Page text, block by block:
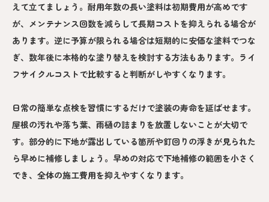
えて立てましょう。耐用年数の長い塗料は初期費用が高めです
が、メンテナンス回数を減らして長期コストを抑えられる場合が
あります。逆に予算が限られる場合は短期的に安価な塗料でつな
ぎ、数年後に本格的な塗り替えを検討する方法もあります。ライ
フサイクルコストで比較すると判断がしやすくなります。
日常の簡単な点検を習慣にするだけで塗装の寿命を延ばせます。
屋根の汚れや落ち葉、雨樋の詰まりを放置しないことが大切で
す。部分的に下地が露出している箇所や釘回りの浮きが見られた
ら早めに補修しましょう。早めの対応で下地補修の範囲を小さく
でき、全体の施工費用を抑えやすくなります。